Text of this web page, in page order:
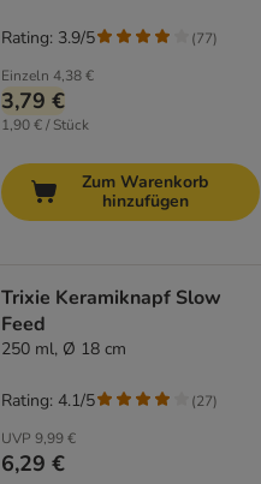
Einzeln 4,38 €
3,79 €
1,90 € / Stück
Rating: 3.9/5 (77)
Zum Warenkorb
hinzufügen
Trixie Keramiknapf Slow
Feed
250 ml, Ø 18 cm
UVP 9,99 €
6,29 €
Rating: 4.1/5 (27)